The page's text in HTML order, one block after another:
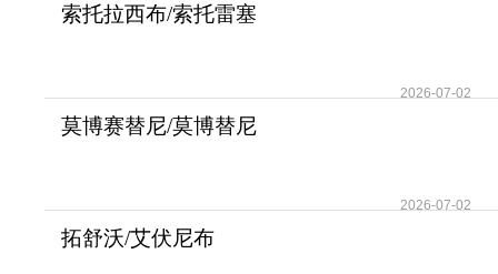
索托拉西布/索托雷塞
2026-07-02
莫博赛替尼/莫博替尼
2026-07-02
拓舒沃/艾伏尼布